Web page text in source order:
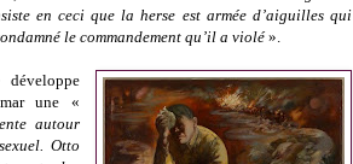
en ceci que la herse est armée d’aiguilles qui
le commandement qu’il a violé ».
développe
une «
autour
Otto